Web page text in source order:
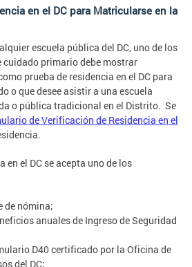
en el DC para Matricularse en la
escuela pública del DC, uno de los
cuidado primario debe mostrar
prueba de residencia en el DC para
o que desee asistir a una escuela
o pública tradicional en el Distrito. Se
de Verificación de Residencia en el
en el DC se acepta uno de los
de nómina;
anuales de Ingreso de Seguridad
D40 certificado por la Oficina de
del DC;